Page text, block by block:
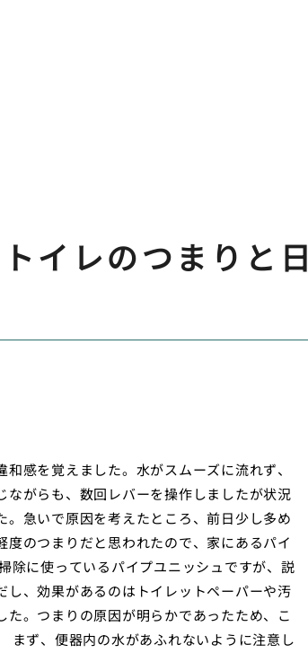
イレのつまりと日
感を覚えました。水がスムーズに流れず、
がらも、数回レバーを操作しましたが状況
急いで原因を考えたところ、前日少し多め
のつまりだと思われたので、家にあるパイ
除に使っているパイプユニッシュですが、説
、効果があるのはトイレットペーパーや汚
。つまりの原因が明らかであったため、こ
まず、便器内の水があふれないように注意し